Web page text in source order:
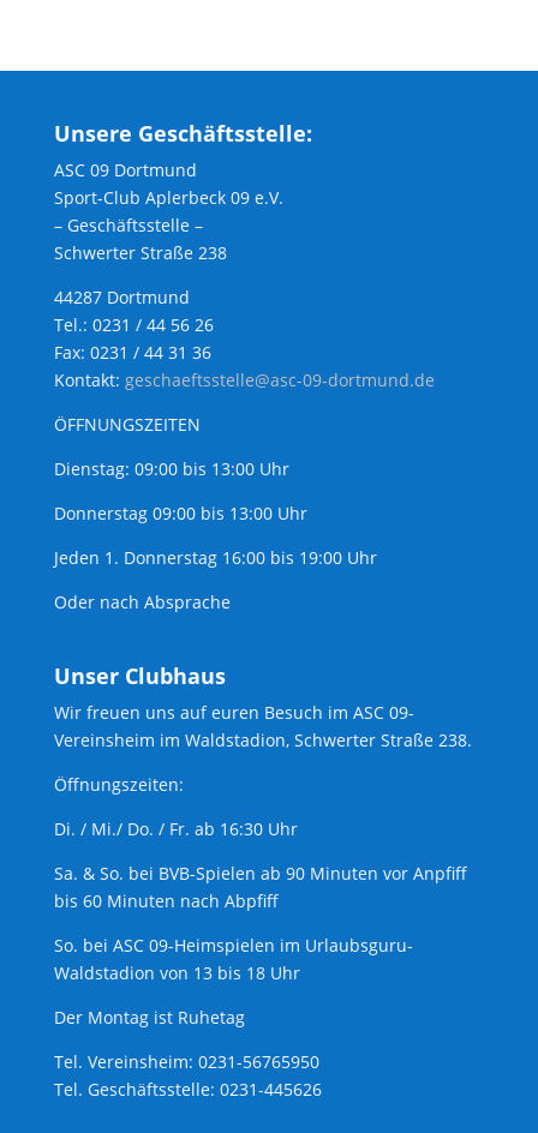
Unsere Geschäftsstelle:
ASC 09 Dortmund
Sport-Club Aplerbeck 09 e.V.
– Geschäftsstelle –
Schwerter Straße 238
44287 Dortmund
Tel.: 0231 / 44 56 26
Fax: 0231 / 44 31 36
Kontakt: geschaeftsstelle@asc-09-dortmund.de
ÖFFNUNGSZEITEN
Dienstag: 09:00 bis 13:00 Uhr
Donnerstag 09:00 bis 13:00 Uhr
Jeden 1. Donnerstag 16:00 bis 19:00 Uhr
Oder nach Absprache
Unser Clubhaus
Wir freuen uns auf euren Besuch im ASC 09-
Vereinsheim im Waldstadion, Schwerter Straße 238.
Öffnungszeiten:
Di. / Mi./ Do. / Fr. ab 16:30 Uhr
Sa. & So. bei BVB-Spielen ab 90 Minuten vor Anpfiff
bis 60 Minuten nach Abpfiff
So. bei ASC 09-Heimspielen im Urlaubsguru-
Waldstadion von 13 bis 18 Uhr
Der Montag ist Ruhetag
Tel. Vereinsheim: 0231-56765950
Tel. Geschäftsstelle: 0231-445626